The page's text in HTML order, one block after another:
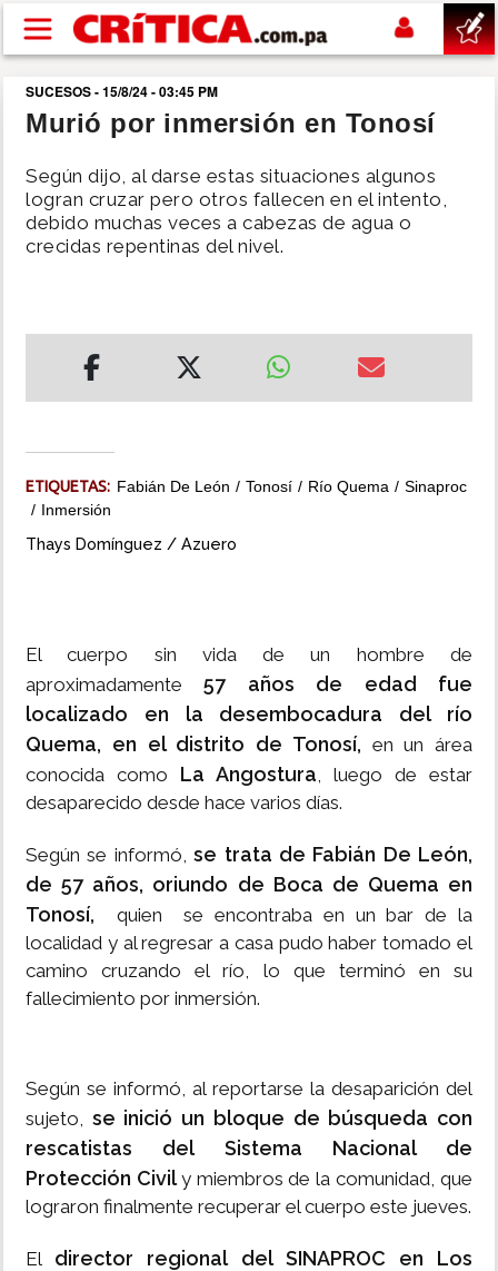
Pasar al contenido principal
buscar
NACIONAL
MUNDO
INSÓLITAS
IMPRESO
SUCESOS - 15/8/24 - 03:45 PM
Murió por inmersión en Tonosí
Según dijo, al darse estas situaciones algunos
logran cruzar pero otros fallecen en el intento,
debido muchas veces a cabezas de agua o
crecidas repentinas del nivel.
ETIQUETAS: Fabián De León Tonosí Río Quema
Sinaproc
Inmersión
Thays Domínguez / Azuero
El cuerpo sin vida de un hombre de
aproximadamente57 años de edad fue
localizado en la desembocadura del río
Quema, en el distrito de Tonosí, en un área
conocida como La Angostura, luego de estar
desaparecido desde hace varios días.
Según se informó,se trata de Fabián De León,
de 57 años, oriundo de Boca de Quema en
Tonosí, quien se encontraba en un bar de la
localidad y al regresar a casa pudo haber tomado el
camino cruzando el río, lo que terminó en su
fallecimiento por inmersión.
Según se informó, al reportarse la desaparición del
sujeto, se inició un bloque de búsqueda con
rescatistas del Sistema Nacional de
Protección Civily miembros de la comunidad, que
lograron finalmente recuperar el cuerpo este jueves.
El director regional del SINAPROC en Los